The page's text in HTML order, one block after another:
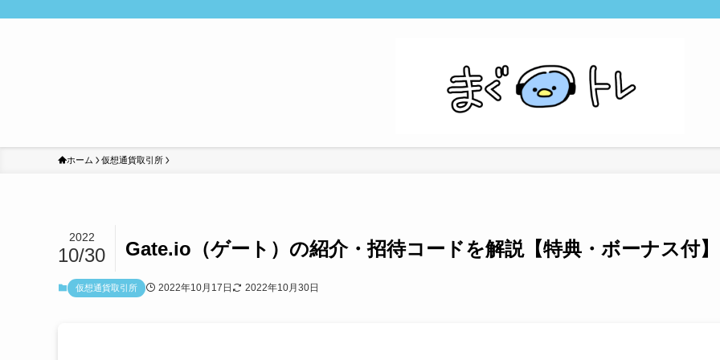
ホーム 仮想通貨取引所
Gate.io（ゲート）の紹介・招待コードを解説【特典・ボーナス付】
2022
10/30
仮想通貨取引所 2022年10月17日 2022年10月30日